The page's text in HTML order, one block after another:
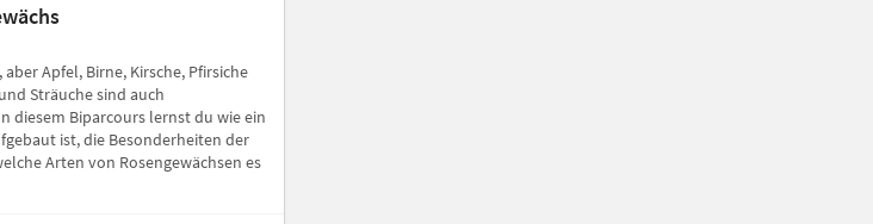
Apfel, Birne, Kirsche, Pfirsiche
Sträuche sind auch
diesem Biparcours lernst du wie ein
ist, die Besonderheiten der
Arten von Rosengewächsen es